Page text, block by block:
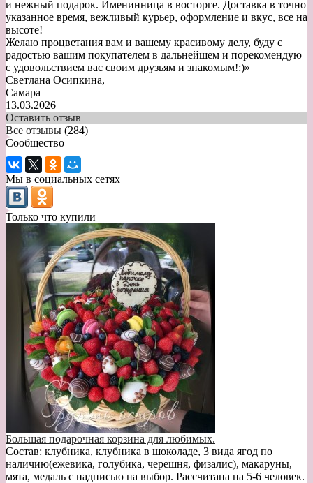
и нежный подарок. Именинница в восторге. Доставка в точно
указанное время, вежливый курьер, оформление и вкус, все на
высоте!
Желаю процветания вам и вашему красивому делу, буду с
радостью вашим покупателем в дальнейшем и порекомендую
с удовольствием вас своим друзьям и знакомым!:)»
Светлана Осипкина,
Самара
13.03.2026
Оставить отзыв
Все отзывы (284)
Сообщество
Мы в социальных сетях
Только что купили
Большая подарочная корзина для любимых.
Состав: клубника, клубника в шоколаде, 3 вида ягод по
наличию(ежевика, голубика, черешня, физалис), макаруны,
мята, медаль с надписью на выбор. Рассчитана на 5-6 человек.